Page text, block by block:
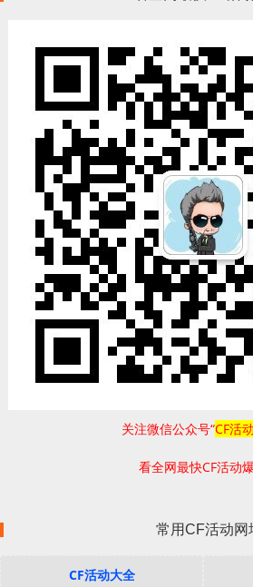
关注微信公众号“CF活
看全网最快CF活动
常用CF活动网
CF活动大全